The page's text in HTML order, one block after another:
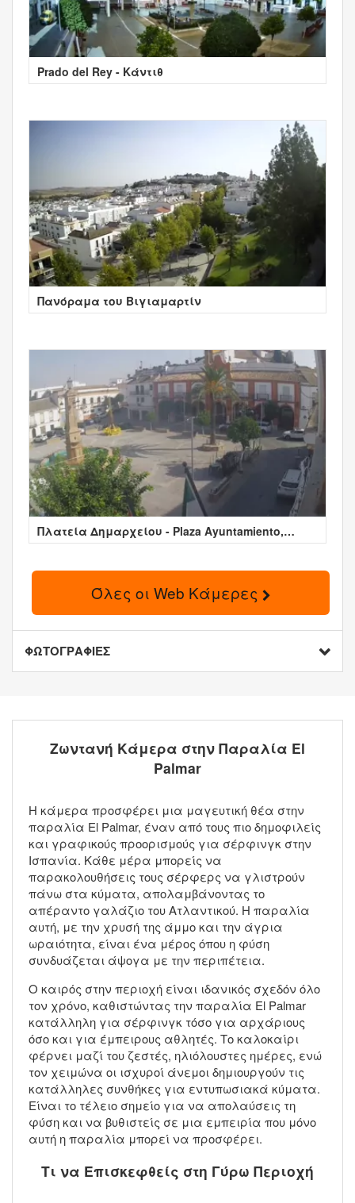
Prado del Rey - Κάντιθ
Πανόραμα του Βιγιαμαρτίν
Πλατεία Δημαρχείου - Plaza Ayuntamiento,
Ισπανία
Όλες οι Web Κάμερες
ΦΩΤΟΓΡΑΦΙΕΣ
Ζωντανή Κάμερα στην Παραλία El
Palmar
Η κάμερα προσφέρει μια μαγευτική θέα στην
παραλία El Palmar, έναν από τους πιο δημοφιλείς
και γραφικούς προορισμούς για σέρφινγκ στην
Ισπανία. Κάθε μέρα μπορείς να
παρακολουθήσεις τους σέρφερς να γλιστρούν
πάνω στα κύματα, απολαμβάνοντας το
απέραντο γαλάζιο του Ατλαντικού. Η παραλία
αυτή, με την χρυσή της άμμο και την άγρια
ωραιότητα, είναι ένα μέρος όπου η φύση
συνδυάζεται άψογα με την περιπέτεια.
Ο καιρός στην περιοχή είναι ιδανικός σχεδόν όλο
τον χρόνο, καθιστώντας την παραλία El Palmar
κατάλληλη για σέρφινγκ τόσο για αρχάριους
όσο και για έμπειρους αθλητές. Το καλοκαίρι
φέρνει μαζί του ζεστές, ηλιόλουστες ημέρες, ενώ
τον χειμώνα οι ισχυροί άνεμοι δημιουργούν τις
κατάλληλες συνθήκες για εντυπωσιακά κύματα.
Είναι το τέλειο σημείο για να απολαύσεις τη
φύση και να βυθιστείς σε μια εμπειρία που μόνο
αυτή η παραλία μπορεί να προσφέρει.
Τι να Επισκεφθείς στη Γύρω Περιοχή